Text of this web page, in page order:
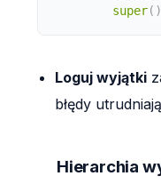
super( )
Loguj wyjątki
błędy
Hierarchia